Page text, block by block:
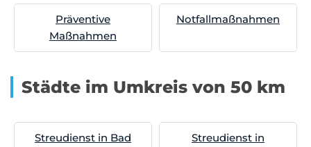
Präventive
Maßnahmen
Notfallmaßnahmen
Städte im Umkreis von 50 km
Streudienst in Bad
Streudienst in